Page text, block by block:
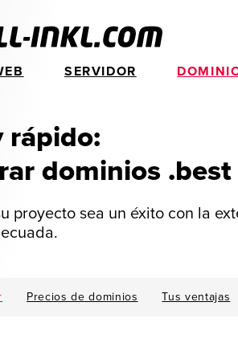
SERVIDOR
rápido:
dominios .best
proyecto sea un éxito con la
Precios de dominios Tus ventajas